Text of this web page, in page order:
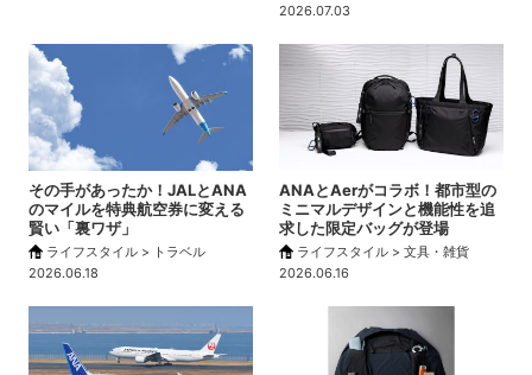
2026.07.03
その手があったか！JALとANA
のマイルを特典航空券に変える
賢い「裏ワザ」
ライフスタイル > トラベル
2026.06.18
ANAとAerがコラボ！都市型の
ミニマルデザインと機能性を追
求した限定バッグが登場
ライフスタイル > 文具・雑貨
2026.06.16